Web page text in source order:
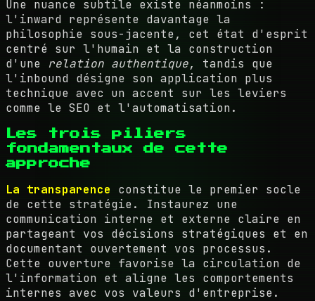
Une nuance subtile existe néanmoins :
l'inward représente davantage la
philosophie sous-jacente, cet état d'esprit
centré sur l'humain et la construction
d'une relation authentique, tandis que
l'inbound désigne son application plus
technique avec un accent sur les leviers
comme le SEO et l'automatisation.
Les trois piliers
fondamentaux de cette
approche
La transparence constitue le premier socle
de cette stratégie. Instaurez une
communication interne et externe claire en
partageant vos décisions stratégiques et en
documentant ouvertement vos processus.
Cette ouverture favorise la circulation de
l'information et aligne les comportements
internes avec vos valeurs d'entreprise.